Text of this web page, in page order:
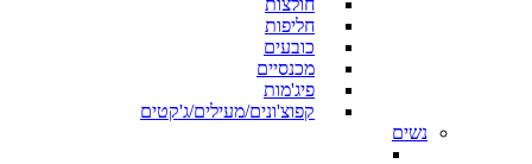
חולצות
חליפות
כובעים
מכנסיים
פיג'מות
קפוצ'ונים/מעילים/ג'קטים
נשים